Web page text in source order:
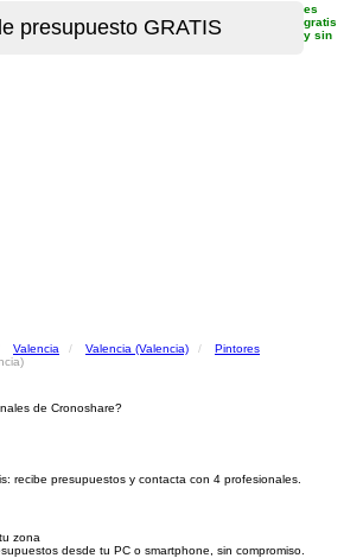
es
gratis
y sin
Valencia Valencia (Valencia)
Pintores
de Cronoshare?
recibe presupuestos y contacta con 4 profesionales.
zona
desde tu PC o smartphone, sin compromiso.